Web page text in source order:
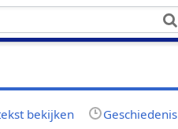
bekijken Geschiedenis